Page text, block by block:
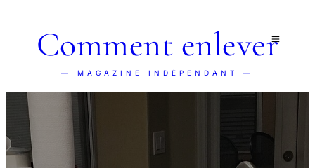
Comment enlever
— MAGAZINE INDÉPENDANT —